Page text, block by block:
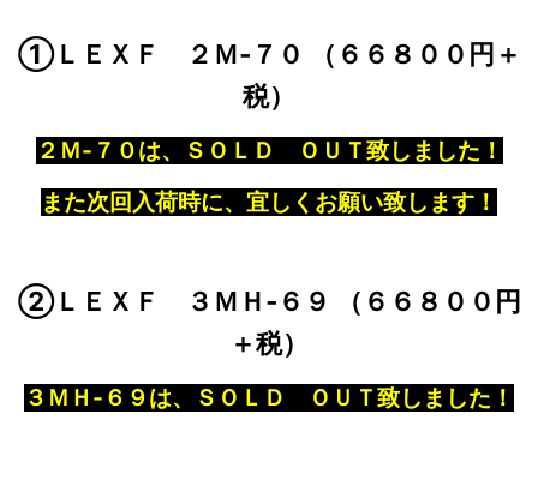
①ＬＥＸＦ ２Ｍ‐７０ （６６８００円＋
税）
２Ｍ‐７０は、ＳＯＬＤ ＯＵＴ致しました！
また次回入荷時に、宜しくお願い致します！
②ＬＥＸＦ ３ＭＨ‐６９ （６６８００円
＋税）
３ＭＨ‐６９は、ＳＯＬＤ ＯＵＴ致しました！